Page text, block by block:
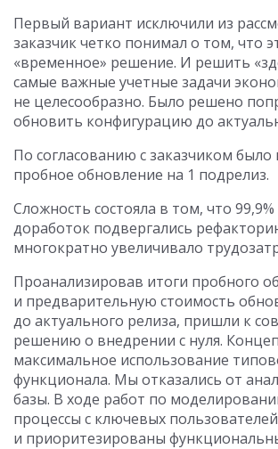
Первый вариант исключили из
заказчик четко понимал о том, что
«временное» решение. И решить
самые важные учетные задачи
не целесообразно. Было решено
обновить конфигурацию до
По согласованию с заказчиком
пробное обновление на 1 подрелиз.
Сложность состояла в том, что
доработок подвергались
многократно увеличивало
Проанализировав итоги пробного
и предварительную стоимость
до актуального релиза, пришли к
решению о внедрении с нуля.
максимальное использование
функционала. Мы отказались от
базы. В ходе работ по
процессы с ключевых
и приоритезированы